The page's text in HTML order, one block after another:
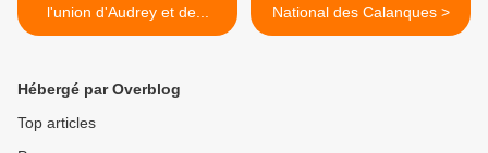
l'union d'Audrey et de...
National des Calanques >
Hébergé par Overblog
Top articles